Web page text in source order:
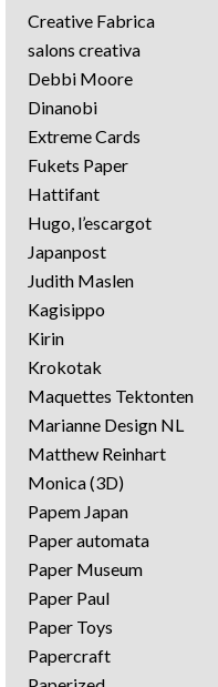
Creative Fabrica
salons creativa
Debbi Moore
Dinanobi
Extreme Cards
Fukets Paper
Hattifant
Hugo, l’escargot
Japanpost
Judith Maslen
Kagisippo
Kirin
Krokotak
Maquettes Tektonten
Marianne Design NL
Matthew Reinhart
Monica (3D)
Papem Japan
Paper automata
Paper Museum
Paper Paul
Paper Toys
Papercraft